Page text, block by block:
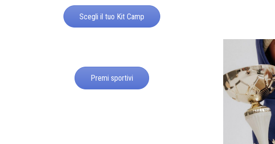
Scegli il tuo Kit Camp
Premi sportivi